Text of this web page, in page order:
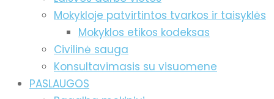
Mokykloje patvirtintos tvarkos ir taisyklės
Mokyklos etikos kodeksas
Civilinė sauga
Konsultavimasis su visuomene
PASLAUGOS